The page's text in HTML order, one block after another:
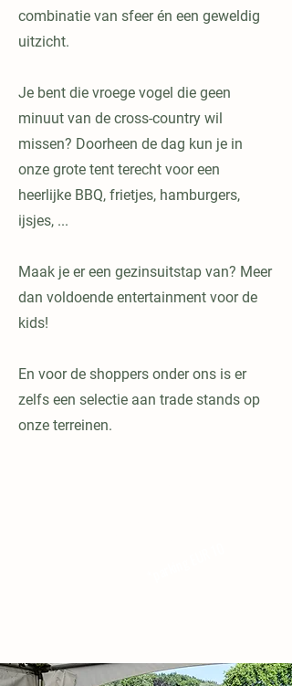
combinatie van sfeer én een geweldig
uitzicht.
Je bent die vroege vogel die geen
minuut van de cross-country wil
missen? Doorheen de dag kun je in
onze grote tent terecht voor een
heerlijke BBQ, frietjes, hamburgers,
ijsjes, ...
Maak je er een gezinsuitstap van? Meer
dan voldoende entertainment voor de
kids!
En voor de shoppers onder ons is er
zelfs een selectie aan trade stands op
onze terreinen.